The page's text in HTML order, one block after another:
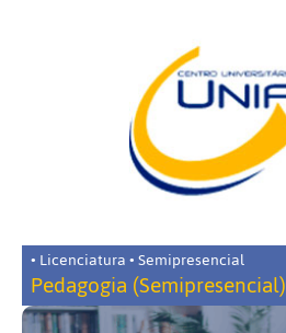
• Licenciatura • Semipresencial
Pedagogia (Semipresencial)